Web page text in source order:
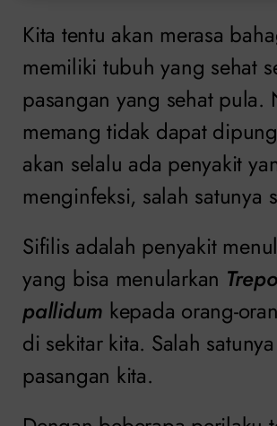
Kita tentu akan merasa
memiliki tubuh yang sehat
pasangan yang sehat pula.
memang tidak dapat
akan selalu ada penyakit
menginfeksi, salah satunya
Sifilis adalah penyakit
yang bisa menularkan
pallidum kepada orang-
di sekitar kita. Salah
pasangan kita.